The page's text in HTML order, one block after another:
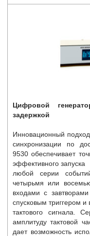
Цифровой
задержкой
Инновационный
синхронизации по
9530 обеспечивает
эффективного запуска
любой серии
четырьмя или
входами с
спусковым триггером
тактового сигнала.
амплитуду тактовой
дает возможность